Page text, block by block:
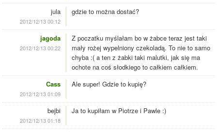
jula
2012/12/13 00:12
gdzie to można dostać?
jagoda
2012/12/13 00:22
Z poczatku myślałam bo w żabce teraz jest taki
mały rożej wypelniony czekoladą. To nie to samo
chyba :( a ten z żabki taki malutki, jak się ma
ochote na coś słodkiego to całkiem całkiem.
Cass
2012/12/13 01:09
Ale super! Gdzie to kupię?
bejbi
2012/12/13 01:18
Ja to kupiłam w Piotrze i Pawle :)